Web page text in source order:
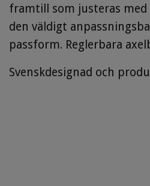
framtill som justeras
den väldigt
passform. Reglerbara
Svenskdesignad och